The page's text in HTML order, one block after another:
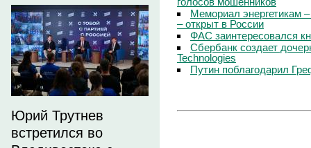
Юрий Трутнев
встретился во
Мемориал энергетикам
– открыт в России
ФАС заинтересовался
Сбербанк создает
Technologies
Путин поблагодарил